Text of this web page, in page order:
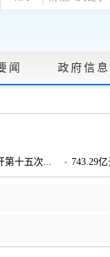
闻 政府信
第十五次... 743.29